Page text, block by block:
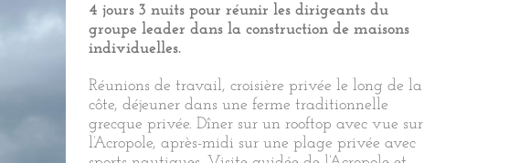
4 jours 3 nuits pour réunir les dirigeants du
groupe leader dans la construction de maisons
individuelles.
Réunions de travail, croisière privée le long de la
côte, déjeuner dans une ferme traditionnelle
grecque privée. Dîner sur un rooftop avec vue sur
l’Acropole, après-midi sur une plage privée avec